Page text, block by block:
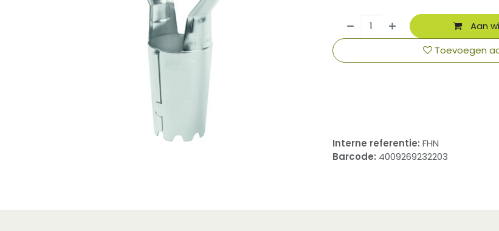
Aan
Toevoegen
Interne referentie: FHN
Barcode: 4009269232203